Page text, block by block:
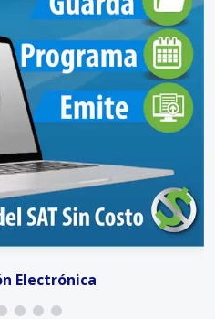
Electrónica